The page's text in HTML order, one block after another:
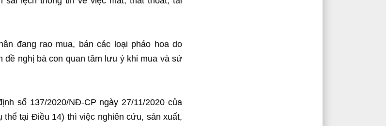
đang rao mua, bán các loại pháo hoa do
đề nghị bà con quan tâm lưu ý khi mua và sử
số 137/2020/NĐ-CP ngày 27/11/2020 của
tại Điều 14) thì việc nghiên cứu, sản xuất,